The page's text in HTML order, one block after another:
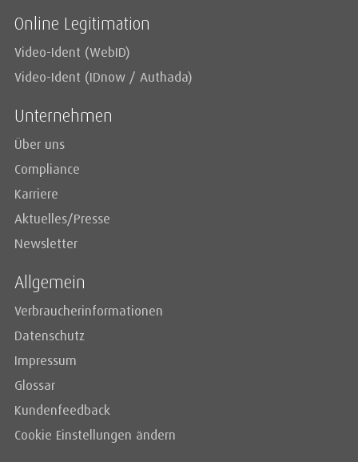
Online Legitimation
Video-Ident (WebID)
Video-Ident (IDnow / Authada)
Unternehmen
Über uns
Compliance
Karriere
Aktuelles/Presse
Newsletter
Allgemein
Verbraucherinformationen
Datenschutz
Impressum
Glossar
Kundenfeedback
Cookie Einstellungen ändern